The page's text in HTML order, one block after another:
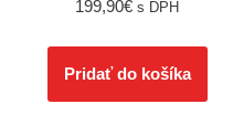
199,90€ s DPH
Pridať do košíka